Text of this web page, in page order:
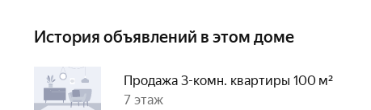
История объявлений в этом доме
Продажа 3-комн. квартиры 100 м²
7 этаж